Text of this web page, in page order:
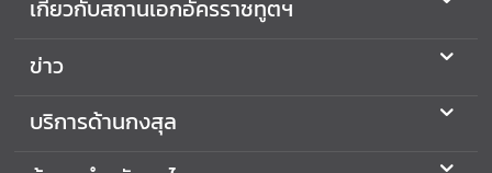
รู
ป
า
เกี่ยวกับสถานเอกอัครราชทูตฯ
ข่าว
บริการด้านกงสุล